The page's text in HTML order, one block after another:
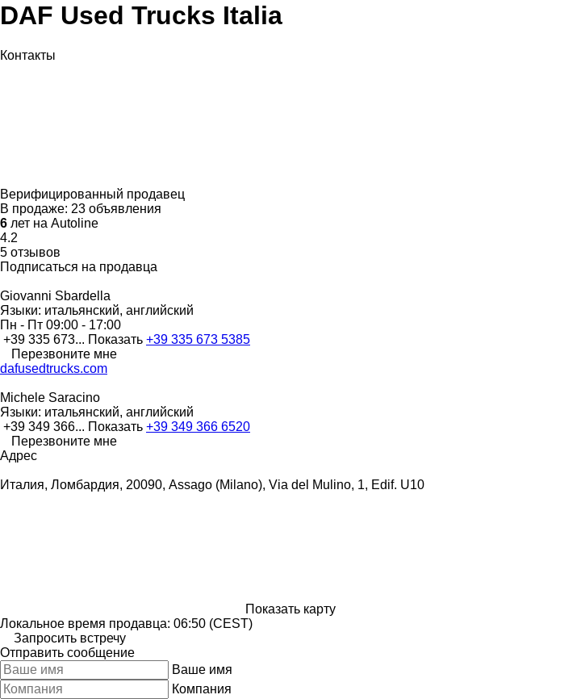
DAF Used Trucks Italia
Контакты
Верифицированный продавец
В продаже: 23 объявления
6 лет на Autoline
4.2
5 отзывов
Подписаться на продавца
Giovanni Sbardella
Языки: итальянский, английский
Пн - Пт 09:00 - 17:00
+39 335 673... Показать +39 335 673 5385
Перезвоните мне
dafusedtrucks.com
Michele Saracino
Языки: итальянский, английский
+39 349 366... Показать +39 349 366 6520
Перезвоните мне
Адрес
Италия, Ломбардия, 20090, Assago (Milano), Via del Mulino, 1, Edif. U10
Показать карту
Локальное время продавца: 06:50 (CEST)
Запросить встречу
Отправить сообщение
Ваше имя
Компания